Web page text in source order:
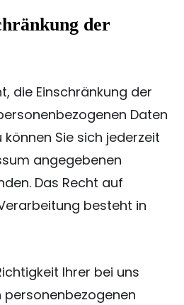
der
die Einschränkung der
Daten
können Sie sich jederzeit
angegebenen
Das Recht auf
besteht in
Ihrer bei uns